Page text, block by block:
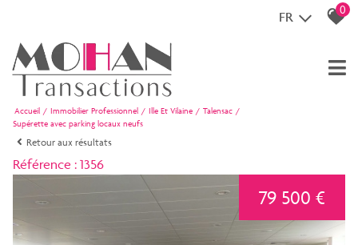
FR 0
Accueil Immobilier Professionnel Ille Et Vilaine
Talensac
Supérette avec parking locaux neufs
Retour aux résultats
Référence : 1356
79 500 €